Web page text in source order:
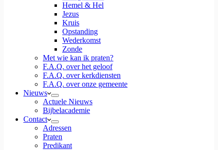
Hemel & Hel
Jezus
Kruis
Opstanding
Wederkomst
Zonde
Met wie kan ik praten?
F.A.Q. over het geloof
F.A.Q. over kerkdiensten
F.A.Q. over onze gemeente
Nieuws
Actuele Nieuws
Bijbelacademie
Contact
Adressen
Praten
Predikant